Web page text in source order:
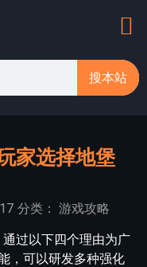
搜本站
家选择地堡
分类： 游戏攻略
过以下四个理由为广
，可以研发多种强化